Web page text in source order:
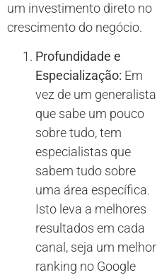
um investimento direto no
crescimento do negócio.
Profundidade e
Especialização: Em
vez de um generalista
que sabe um pouco
sobre tudo, tem
especialistas que
sabem tudo sobre
uma área específica.
Isto leva a melhores
resultados em cada
canal, seja um melhor
ranking no Google